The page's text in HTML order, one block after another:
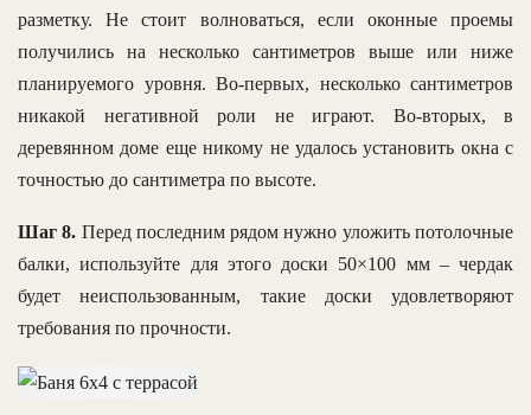
разметку. Не стоит волноваться, если оконные проемы
получились на несколько сантиметров выше или ниже
планируемого уровня. Во-первых, несколько сантиметров
никакой негативной роли не играют. Во-вторых, в
деревянном доме еще никому не удалось установить окна с
точностью до сантиметра по высоте.
Шаг 8. Перед последним рядом нужно уложить потолочные
балки, используйте для этого доски 50×100 мм – чердак
будет неиспользованным, такие доски удовлетворяют
требования по прочности.